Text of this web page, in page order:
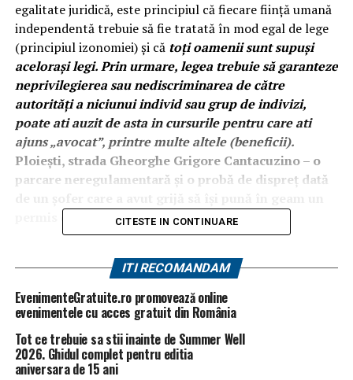
egalitate juridică, este principiul că fiecare ființă umană
independentă trebuie să fie tratată în mod egal de lege
(principiul izonomiei) și că toți oamenii sunt supuși
acelorași legi. Prin urmare, legea trebuie să garanteze
neprivilegierea sau nediscriminarea de către
autorități a niciunui individ sau grup de indivizi,
poate ati auzit de asta in cursurile pentru care ati
ajuns „avocat”, printre multe altele (beneficii).
Ploiești, strada Gheorghe Grigore Cantacuzino – o
parcare neregulamentară și o probă de dispreț dată
permis de parcare.
Permisul pe care scrie ”Consilier județean” este unul
care permite dreptul de a parca doar în perimetrul
Palatului Administrativ. Și dacă ar fi permis parcarea
fără plată chiar și în alte zone din Ploiești, în niciun caz
CITESTE IN CONTINUARE
ITI RECOMANDAM
EvenimenteGratuite.ro promovează online
evenimentele cu acces gratuit din România
Tot ce trebuie sa stii inainte de Summer Well
2026. Ghidul complet pentru editia
aniversara de 15 ani